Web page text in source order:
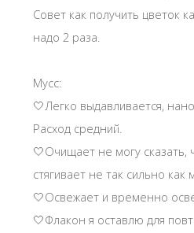
Совет как получить цветок
надо 2 раза.
Мусс:
🤍Легко выдавливается,
Расход средний.
🤍Очищает не могу сказать,
стягивает не так сильно как
🤍Освежает и временно
🤍Флакон я оставлю для